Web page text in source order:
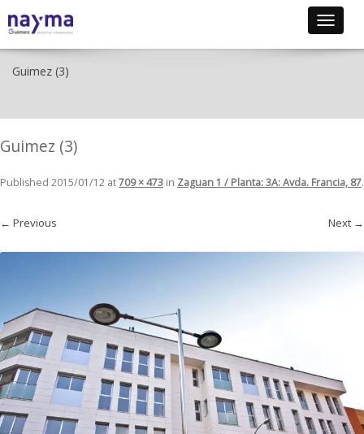
Toggle
Guimez (3)
Guimez (3)
Published 2015/01/12 at709 × 473 in Zaguan 1 / Planta: 3A: Avda. Francia, 87.
← Previous Next →